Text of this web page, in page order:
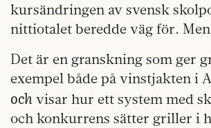
kursändringen av svensk
nittiotalet beredde väg för.
Det är en granskning som ger
exempel både på vinstjakten i
och visar hur ett system med
och konkurrens sätter griller i